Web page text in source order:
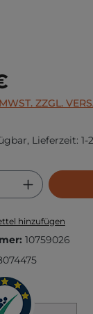
ZZGL.
Lieferzeit: 1-
hinzufügen
10759026